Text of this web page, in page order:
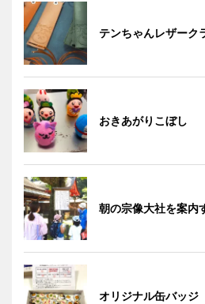
テンちゃんレザーク
おきあがりこぼし
朝の宗像大社を案内
オリジナル缶バッジ